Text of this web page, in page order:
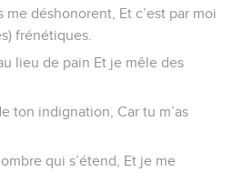
déshonorent, Et c’est par moi
frénétiques.
lieu de pain Et je mêle des
ton indignation, Car tu m’as
qui s’étend, Et je me